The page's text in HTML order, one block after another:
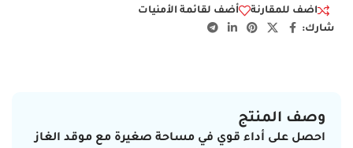
اضف للمقارنة
أضف لقائمة الأمنيات
شارك:
وصف المنتج
احصل على أداء قوي في مساحة صغيرة مع موقد الغاز